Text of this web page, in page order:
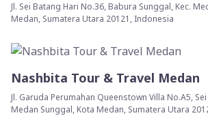
Jl. Sei Batang Hari No.36, Babura Sunggal, Kec.
Medan, Sumatera Utara 20121, Indonesia
Nashbita Tour & Travel Medan
Jl. Garuda Perumahan Queenstown Villa No.A5,
Medan Sunggal, Kota Medan, Sumatera Utara